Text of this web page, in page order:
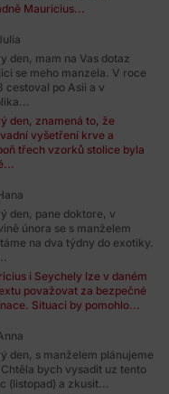
Mauricius...
den, mam na Vas dotaz
se meho manzela. V roce
cestoval po Asii a v
den, znamená to, že
vyšetření krve a
třech vzorků stolice byla
den, pane doktore, v
února se s manželem
na dva týdny do exotiky.
i Seychely lze v daném
považovat za bezpečné
Situaci by pomohlo...
den, s manželem plánujeme
bych vysadit uz tento
(listopad) a zkusit...